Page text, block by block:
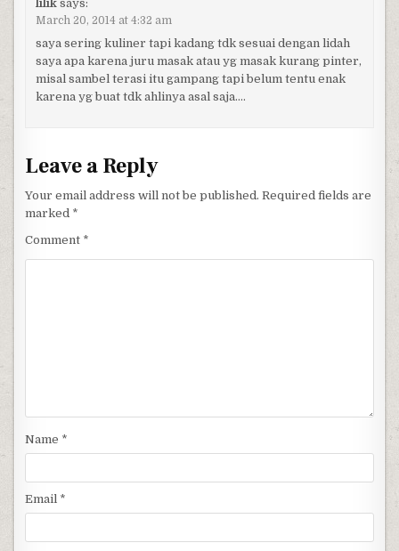
lilik says:
March 20, 2014 at 4:32 am
saya sering kuliner tapi kadang tdk sesuai dengan lidah
saya apa karena juru masak atau yg masak kurang pinter,
misal sambel terasi itu gampang tapi belum tentu enak
karena yg buat tdk ahlinya asal saja….
Leave a Reply
Your email address will not be published. Required fields are
marked *
Comment *
Name *
Email *